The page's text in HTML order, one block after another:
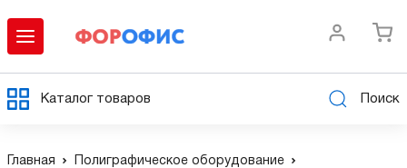
Каталог товаров Поиск
Главная
Полиграфическое оборудование